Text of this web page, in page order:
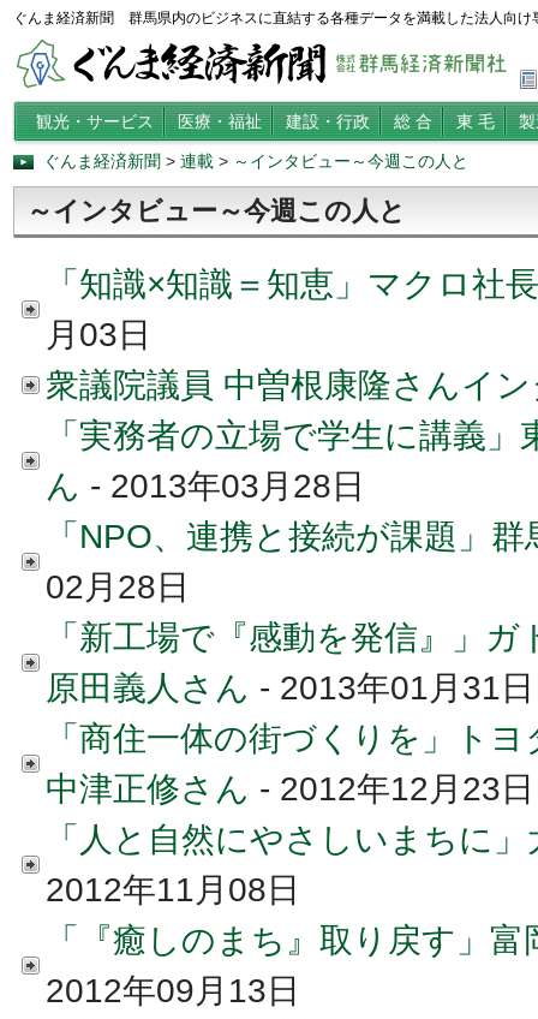
ぐんま経済新聞 群馬県内のビジネスに直結する各種データを満載した法人向け
観光・サービス 医療・福祉 建設・行政 総 合 東 毛
ぐんま経済新聞 > 連載 > ～インタビュー～今週この人と
～インタビュー～今週この人と
「知識×知識＝知恵」マクロ
月03日
衆議院議員 中曽根康隆さんイ
「実務者の立場で学生に講義
ん - 2013年03月28日
「NPO、連携と接続が課題」
02月28日
「新工場で『感動を発信』」
原田義人さん - 2013年01月31日
「商住一体の街づくりを」ト
中津正修さん - 2012年12月23日
「人と自然にやさしいまちに
2012年11月08日
「『癒しのまち』取り戻す」
2012年09月13日